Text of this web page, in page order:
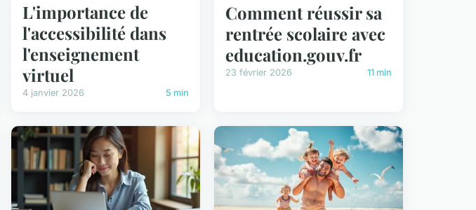
L'importance de
l'accessibilité dans
l'enseignement
virtuel
4 janvier 2026 5 min
Comment réussir sa
rentrée scolaire avec
education.gouv.fr
23 février 2026 11 min